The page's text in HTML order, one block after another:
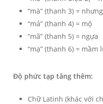
“mà” (thanh 3) = nhưng
“mả” (thanh 4) = mộ
“mã” (thanh 5) = ngựa
“mạ” (thanh 6) = mầm
Độ phức tạp tăng thêm:
Chữ Latinh (khác với